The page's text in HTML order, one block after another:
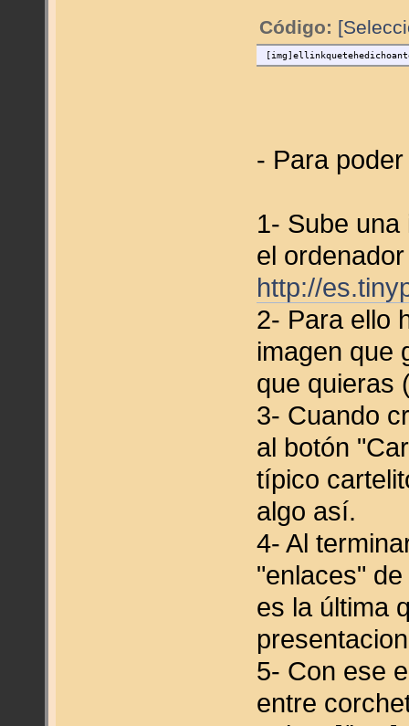
Código:
- Para
1- Sube
el
http://
2- Para ello
imagen que
que quieras
3- Cuando
al botón
típico
algo así.
4- Al
"enlaces"
es la última
5- Con ese
entre